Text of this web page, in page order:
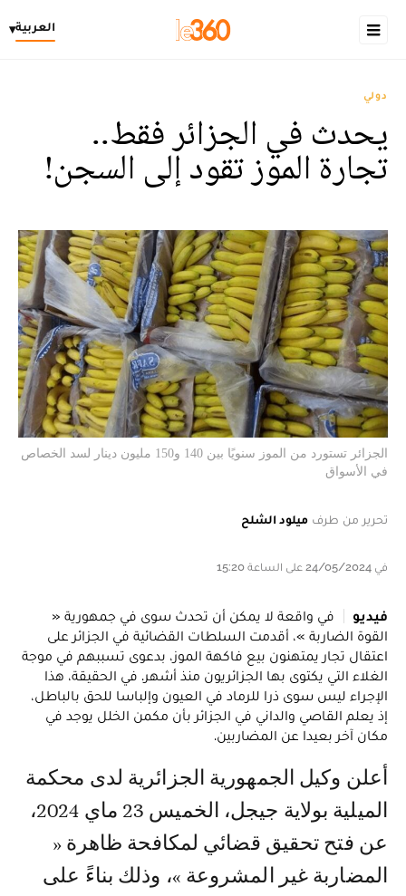
العربية▾
دولي
يحدث في الجزائر فقط..
تجارة الموز تقود إلى السجن!
الجزائر تستورد من الموز سنويًا بين 140 و150 مليون دينار لسد الخصاص
في الأسواق
تحرير من طرف ميلود الشلح
في 24/05/2024 على الساعة 15:20
فيديو
في واقعة لا يمكن أن تحدث سوى في جمهورية «
القوة الضاربة »، أقدمت السلطات القضائية في الجزائر على
اعتقال تجار يمتهنون بيع فاكهة الموز، بدعوى تسببهم في موجة
الغلاء التي يكتوى بها الجزائريون منذ أشهر. في الحقيقة، هذا
الإجراء ليس سوى ذرا للرماد في العيون وإلباسا للحق بالباطل،
إذ يعلم القاصي والداني في الجزائر بأن مكمن الخلل يوجد في
مكان آخر بعيدا عن المضاربين.
أعلن وكيل الجمهورية الجزائرية لدى محكمة
الميلية بولاية جيجل، الخميس 23 ماي 2024،
عن فتح تحقيق قضائي لمكافحة ظاهرة «
المضاربة غير المشروعة »، وذلك بناءً على